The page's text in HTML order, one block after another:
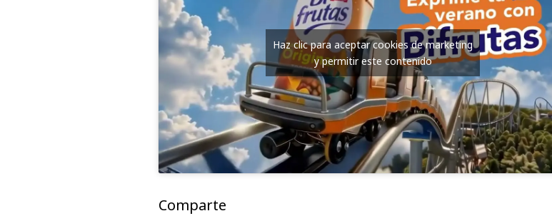
Haz clic para aceptar cookies de marketing
y permitir este contenido
Comparte